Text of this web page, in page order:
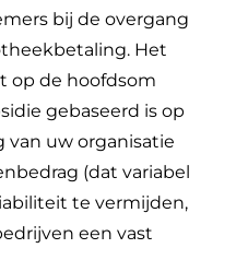
bij de overgang
Het
op de hoofdsom
gebaseerd is op
van uw organisatie
(dat variabel
te vermijden,
een vast